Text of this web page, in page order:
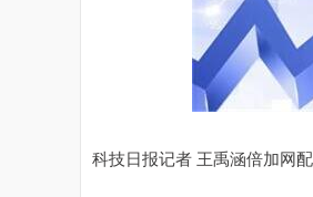
科技日报记者 王禹涵倍加网